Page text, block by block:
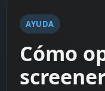
AYUDA
Cómo